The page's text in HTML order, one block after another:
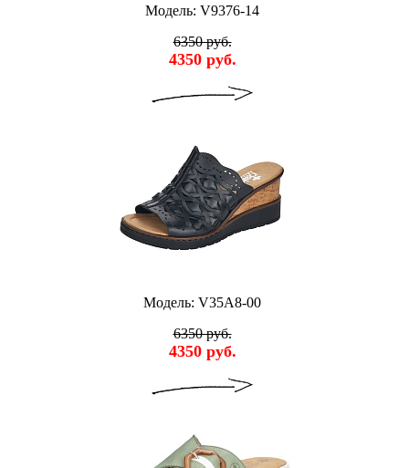
Модель: V9376-14
6350 руб.
4350 руб.
Модель: V35A8-00
6350 руб.
4350 руб.